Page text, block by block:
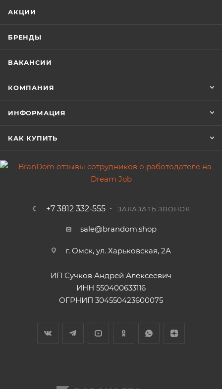
АКЦИИ
БРЕНДЫ
ВАКАНСИИ
КОМПАНИЯ
ИНФОРМАЦИЯ
КАК КУПИТЬ
+7 3812 332-555 ЗАКАЗАТЬ ЗВОНОК
sale@brandom.shop
г. Омск, ул. Харьковская, 2А
ИП Сучков Андрей Алексеевич
ИНН 550400633116
ОГРНИП 304550423600075